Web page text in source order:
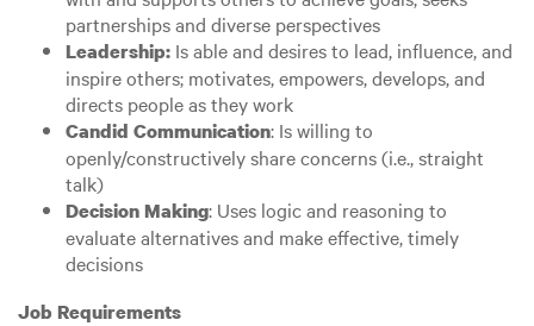
partnerships and diverse perspectives
Leadership: Is able and desires to lead, influence, and
inspire others; motivates, empowers, develops, and
directs people as they work
Candid Communication: Is willing to
openly/constructively share concerns (i.e., straight
talk)
Decision Making: Uses logic and reasoning to
evaluate alternatives and make effective, timely
decisions
Job Requirements